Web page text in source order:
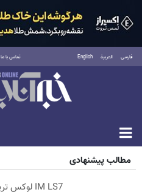
فارسی العربية English تماس با ما
پنجشنبه ۱۵ مرداد ۱۴۰۵
مطالب پیشنهادی
IM LS7 لوکس ترین شاسی بلند برقی ایران